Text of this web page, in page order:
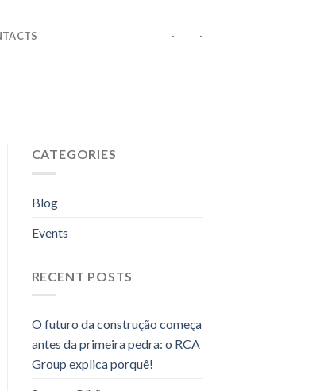
- -
CATEGORIES
Blog
Events
RECENT POSTS
O futuro da construção começa
antes da primeira pedra: o RCA
Group explica porquê!